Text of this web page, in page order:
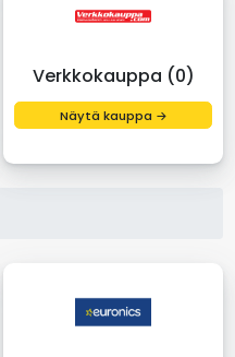
Verkkokauppa (0)
Näytä kauppa →